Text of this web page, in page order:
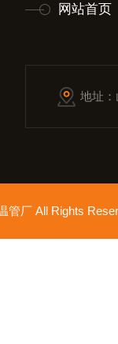
网站首页
地址
管厂 All Rights